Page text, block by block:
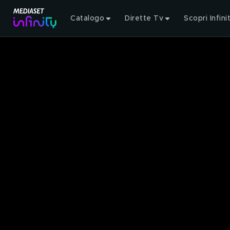
Catalogo Dirette Tv Scopri